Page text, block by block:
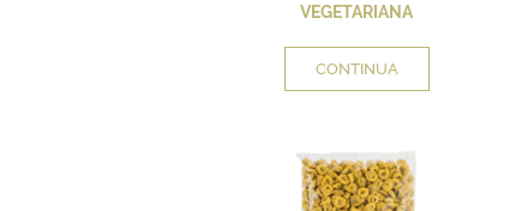
VEGETARIANA
CONTINUA